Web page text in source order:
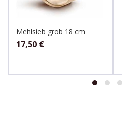
Mehlsieb grob 18 cm
17,50 €